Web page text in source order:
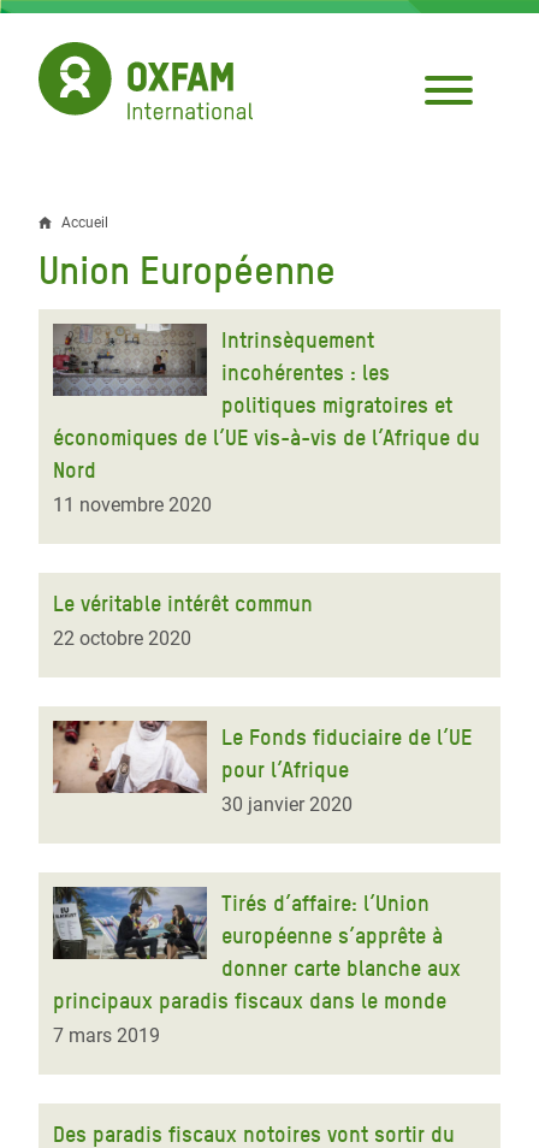
Aller
contenu
principal
Fil
d'Ariane
Accueil
Union Européenne
Intrinsèquement
incohérentes : les
politiques migratoires et
économiques de l’UE vis-à-vis de l’Afrique du
Nord
11 novembre 2020
Le véritable intérêt commun
22 octobre 2020
Le Fonds fiduciaire de l’UE
pour l’Afrique
30 janvier 2020
Tirés d’affaire: l’Union
européenne s’apprête à
donner carte blanche aux
principaux paradis fiscaux dans le monde
7 mars 2019
Des paradis fiscaux notoires vont sortir du